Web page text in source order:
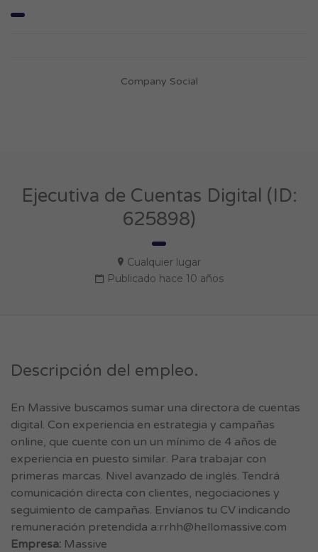
Company Social
Ejecutiva de Cuentas Digital (ID:
625898)
Cualquier lugar
Publicado hace 10 años
Descripción del empleo.
En Massive buscamos sumar una directora de cuentas
digital. Con experiencia en estrategia y campañas
online, que cuente con un un mínimo de 4 años de
experiencia en puesto similar. Para trabajar con
primeras marcas. Nivel avanzado de inglés. Tendrá
comunicación directa con clientes, negociaciones y
seguimiento de campañas. Envíanos tu CV indicando
remuneración pretendida a:rrhh@hellomassive.com
Empresa: Massive